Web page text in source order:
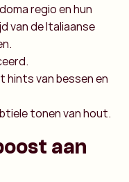
regio en hun
van de Italiaanse
hints van bessen en
tonen van hout.
aan